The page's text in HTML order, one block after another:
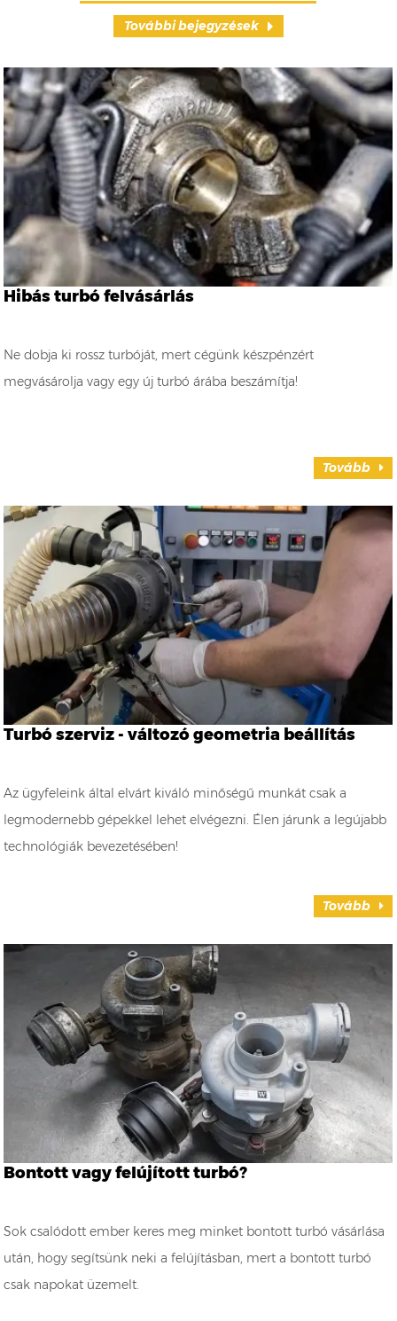
További bejegyzések
Hibás turbó felvásárlás
Ne dobja ki rossz turbóját, mert cégünk készpénzért
megvásárolja vagy egy új turbó árába beszámítja!
Tovább
Turbó szerviz - változó geometria beállítás
Az ügyfeleink által elvárt kiváló minőségű munkát csak a
legmodernebb gépekkel lehet elvégezni. Élen járunk a legújabb
technológiák bevezetésében!
Tovább
Bontott vagy felújított turbó?
Sok csalódott ember keres meg minket bontott turbó vásárlása
után, hogy segítsünk neki a felújításban, mert a bontott turbó
csak napokat üzemelt.